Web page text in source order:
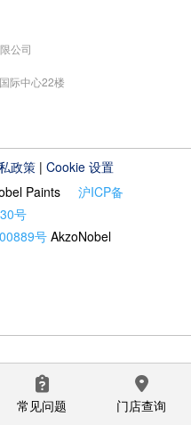
公司
际中心22楼
政策 |Cookie 设置
Paints沪ICP备
号
号 AkzoNobel
常见问题 门店查询